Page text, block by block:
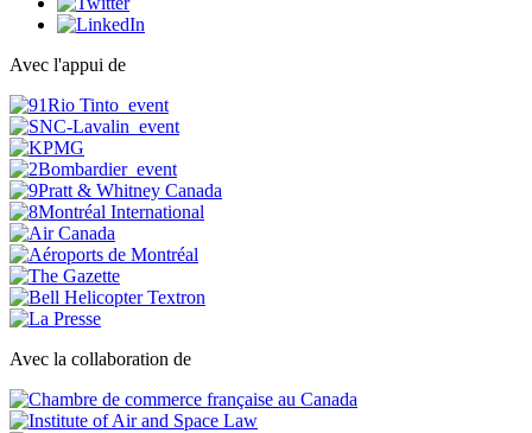
Avec l'appui de
Avec la collaboration de